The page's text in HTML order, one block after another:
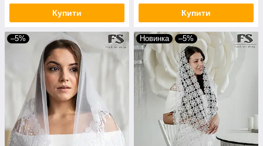
Купити Купити
–5% Новинка –5%